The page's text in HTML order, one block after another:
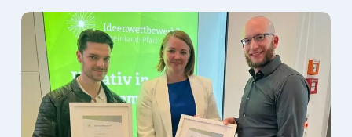
Freude
über
Preise
für
Gründer
und